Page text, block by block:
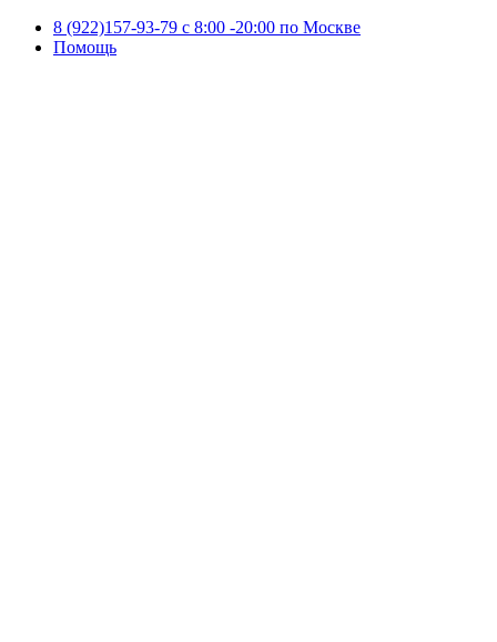
8 (922)157-93-79 c 8:00 -20:00 по Москве
Помощь